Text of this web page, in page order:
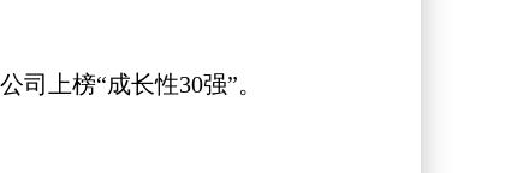
上榜“成长性30强”。